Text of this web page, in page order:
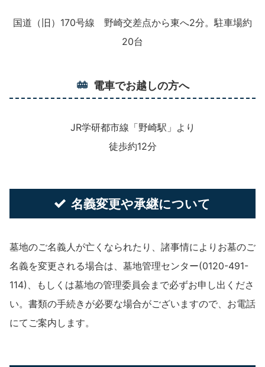
国道（旧）170号線 野崎交差点から東へ2分。駐車場約
20台
電車でお越しの方へ
JR学研都市線「野崎駅」より
徒歩約12分
名義変更や承継について
墓地のご名義人が亡くなられたり、諸事情によりお墓のご
名義を変更される場合は、墓地管理センター(0120-491-
114)、もしくは墓地の管理委員会まで必ずお申し出くださ
い。書類の手続きが必要な場合がございますので、お電話
にてご案内します。